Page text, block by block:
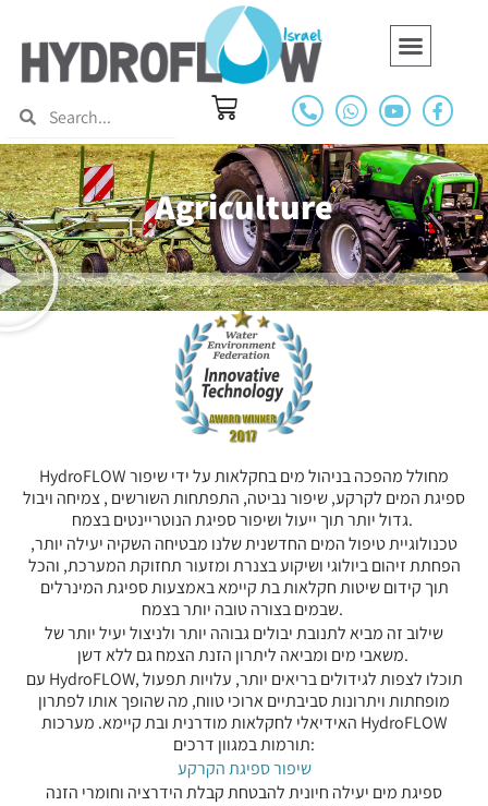
Agriculture
HydroFLOW מחולל מהפכה בניהול מים בחקלאות על ידי שיפור
ספיגת המים לקרקע, שיפור נביטה, התפתחות השורשים , צמיחה ויבול
גדול יותר תוך ייעול ושיפור ספיגת הנוטריינטים בצמח.
טכנולוגיית טיפול המים החדשנית שלנו מבטיחה השקיה יעילה יותר,
הפחתת זיהום ביולוגי ושיקוע בצנרת ומזעור תחזוקת המערכת, והכל
תוך קידום שיטות חקלאות בת קיימא באמצעות ספיגת המינרלים
שבמים בצורה טובה יותר בצמח.
שילוב זה מביא לתנובת יבולים גבוהה יותר ולניצול יעיל יותר של
משאבי מים ומביאה ליתרון הזנת הצמח גם ללא דשן.
עם HydroFLOW, תוכלו לצפות לגידולים בריאים יותר, עלויות תפעול
מופחתות ויתרונות סביבתיים ארוכי טווח, מה שהופך אותו לפתרון
האידיאלי לחקלאות מודרנית ובת קיימא. מערכות HydroFLOW
תורמות במגוון דרכים:
שיפור ספיגת הקרקע
ספיגת מים יעילה חיונית להבטחת קבלת הידרציה וחומרי הזנה